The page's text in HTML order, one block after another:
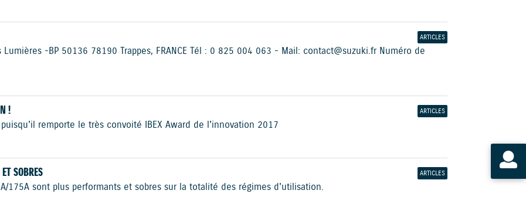
ARTICLES
- BP 50136 78190 Trappes, FRANCE Tél : 0 825 004 063 - Mail : contact@suzuki.fr Numéro de
ARTICLES
!
remporte le très convoité IBEX Award de l'innovation 2017
ARTICLES
SOBRES
175A sont plus performants et sobres sur la totalité des régimes d'utilisation.